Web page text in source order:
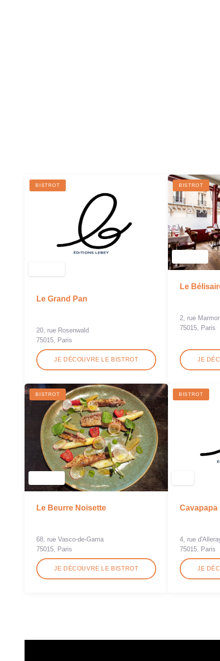
BISTROT
Le Grand Pan
20, rue Rosenwald
75015, Paris
JE DÉCOUVRE LE BISTROT
BISTROT
Le
2, rue
75015, Paris
JE
BISTROT
Le Beurre Noisette
68, rue Vasco-de-Gama
75015, Paris
JE DÉCOUVRE LE BISTROT
BISTROT
Cavapapa
4, rue
75015, Paris
JE